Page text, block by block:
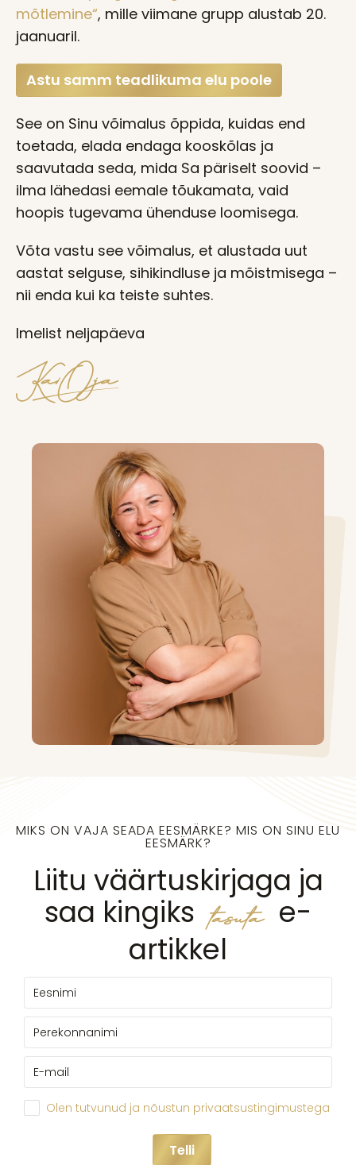
mõtlemine“, mille viimane grupp alustab 20.
jaanuaril.
Astu samm teadlikuma elu poole
See on Sinu võimalus õppida, kuidas end
toetada, elada endaga kooskõlas ja
saavutada seda, mida Sa päriselt soovid –
ilma lähedasi eemale tõukamata, vaid
hoopis tugevama ühenduse loomisega.
Võta vastu see võimalus, et alustada uut
aastat selguse, sihikindluse ja mõistmisega –
nii enda kui ka teiste suhtes.
Imelist neljapäeva
MIKS ON VAJA SEADA EESMÄRKE? MIS ON SINU ELU
EESMÄRK?
Liitu väärtuskirjaga ja
saa kingiks tasuta e-
artikkel
Olen tutvunud ja nõustun privaatsustingimustega
Telli